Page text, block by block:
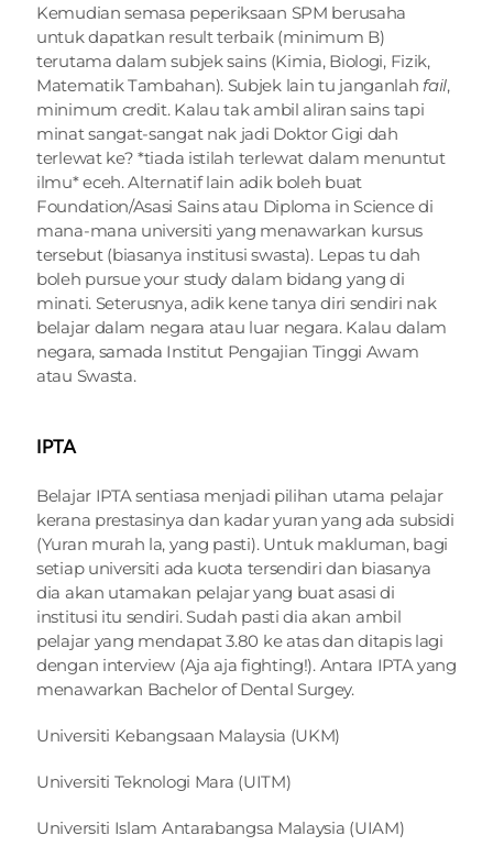
Kemudian semasa peperiksaan SPM berusaha
untuk dapatkan result terbaik (minimum B)
terutama dalam subjek sains (Kimia, Biologi, Fizik,
Matematik Tambahan). Subjek lain tu janganlah fail,
minimum credit. Kalau tak ambil aliran sains tapi
minat sangat-sangat nak jadi Doktor Gigi dah
terlewat ke? *tiada istilah terlewat dalam menuntut
ilmu* eceh. Alternatif lain adik boleh buat
Foundation/Asasi Sains atau Diploma in Science di
mana-mana universiti yang menawarkan kursus
tersebut (biasanya institusi swasta). Lepas tu dah
boleh pursue your study dalam bidang yang di
minati. Seterusnya, adik kene tanya diri sendiri nak
belajar dalam negara atau luar negara. Kalau dalam
negara, samada Institut Pengajian Tinggi Awam
atau Swasta.
IPTA
Belajar IPTA sentiasa menjadi pilihan utama pelajar
kerana prestasinya dan kadar yuran yang ada subsidi
(Yuran murah la, yang pasti). Untuk makluman, bagi
setiap universiti ada kuota tersendiri dan biasanya
dia akan utamakan pelajar yang buat asasi di
institusi itu sendiri. Sudah pasti dia akan ambil
pelajar yang mendapat 3.80 ke atas dan ditapis lagi
dengan interview (Aja aja fighting!). Antara IPTA yang
menawarkan Bachelor of Dental Surgey.
Universiti Kebangsaan Malaysia (UKM)
Universiti Teknologi Mara (UITM)
Universiti Islam Antarabangsa Malaysia (UIAM)